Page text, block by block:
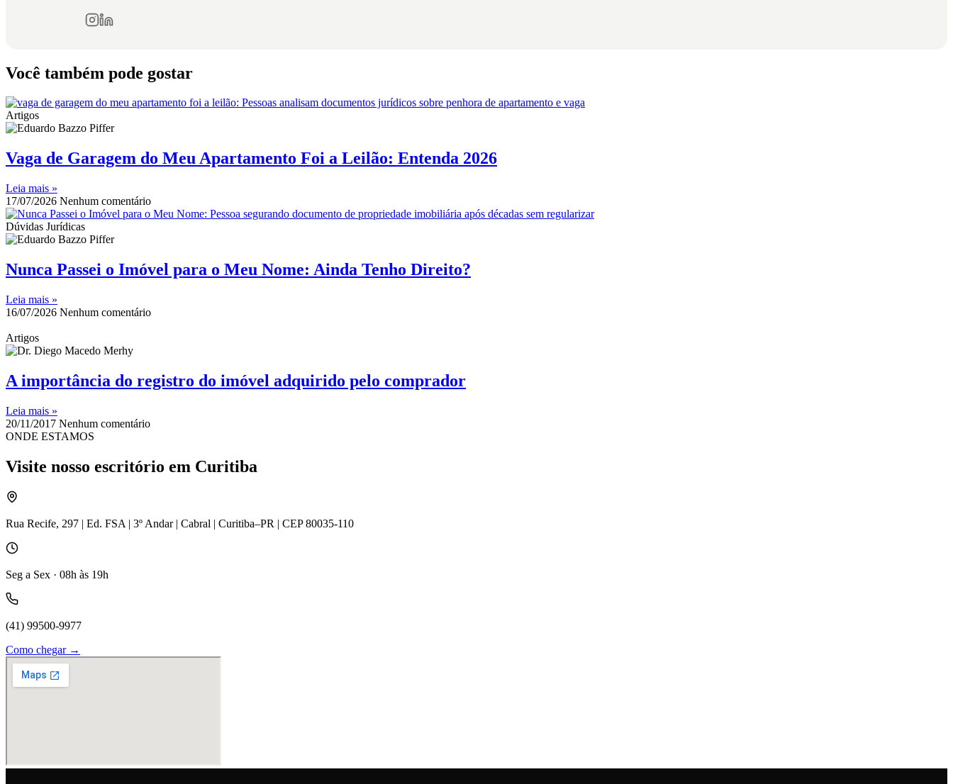
Você também pode gostar
Artigos
Vaga de Garagem do Meu Apartamento Foi a Leilão: Entenda 2026
Leia mais »
17/07/2026 Nenhum comentário
Dúvidas Jurídicas
Nunca Passei o Imóvel para o Meu Nome: Ainda Tenho Direito?
Leia mais »
16/07/2026 Nenhum comentário
Artigos
A importância do registro do imóvel adquirido pelo comprador
Leia mais »
20/11/2017 Nenhum comentário
ONDE ESTAMOS
Visite nosso escritório em Curitiba
Rua Recife, 297 | Ed. FSA | 3º Andar | Cabral | Curitiba–PR | CEP 80035-110
Seg a Sex · 08h às 19h
(41) 99500-9977
Como chegar →